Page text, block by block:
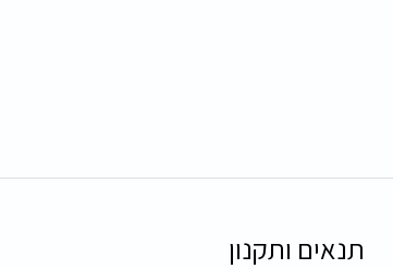
תנאים ותקנון